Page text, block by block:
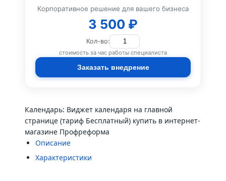
Корпоративное решение для вашего бизнеса
3 500 ₽
Кол-во:
стоимость за час работы специалиста
Заказать внедрение
Календарь: Виджет календаря на главной
странице (тариф Бесплатный) купить в интернет-
магазине Профреформа
Описание
Характеристики